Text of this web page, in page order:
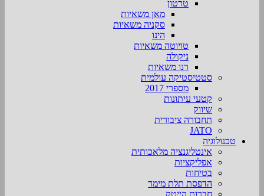
טרטון
מאן משאיות
סקניה משאיות
הינו
טויוטה משאיות
ניקולה
רנו משאיות
סטטיסטיקה עולמית
מספרי 2017
קטעי עיתונות
שיווק
תחבורה ציבורית
JATO
טכנולוגיה
אינטליגנציה מלאכותית
אפליקציות
בטיחות
הדפסת תלת מימד
חברות הייטק